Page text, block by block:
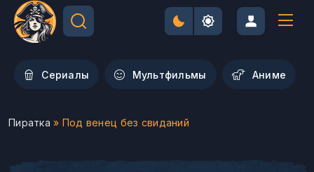
Сериалы Мультфильмы Aниме
Пиратка » Под венец без свиданий